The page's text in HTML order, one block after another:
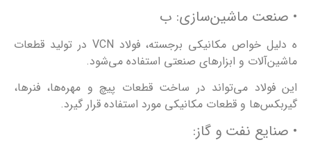
• صنعت ماشین‌سازی: ب
ه دلیل خواص مکانیکی برجسته، فولاد VCN در تولید قطعات
ماشین‌آلات و ابزارهای صنعتی استفاده می‌شود.
این فولاد می‌تواند در ساخت قطعات پیچ و مهره‌ها، فنرها،
گیربکس‌ها و قطعات مکانیکی مورد استفاده قرار گیرد.
• صنایع نفت و گاز: